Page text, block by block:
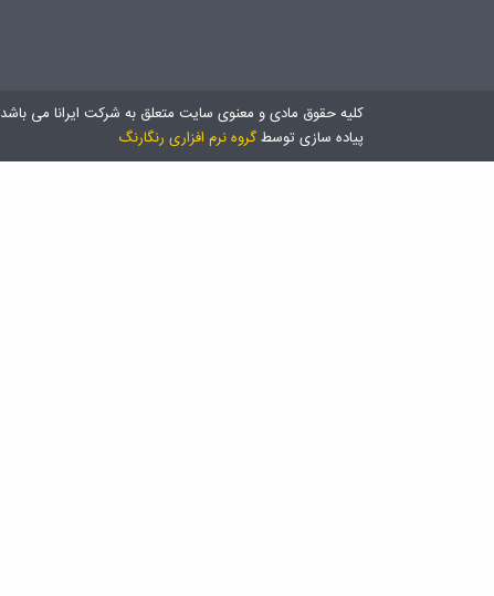
کلیه حقوق مادی و معنوی سایت متعلق به شرکت ایرانا می باشد
پیاده سازی توسطگروه نرم افزاری رنگارنگ